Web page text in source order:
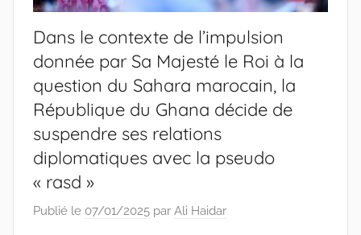
Dans le contexte de l’impulsion
donnée par Sa Majesté le Roi à la
question du Sahara marocain, la
République du Ghana décide de
suspendre ses relations
diplomatiques avec la pseudo
« rasd »
Publié le 07/01/2025 par Ali Haidar